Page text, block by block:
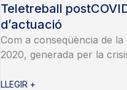
Teletreball
d’actuació
Com a conseqüència de
2020, generada per la
LLEGIR +